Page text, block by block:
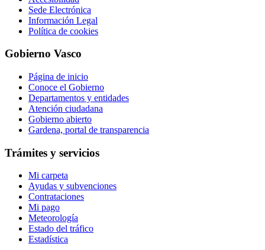
Sede Electrónica
Información Legal
Política de cookies
Gobierno Vasco
Página de inicio
Conoce el Gobierno
Departamentos y entidades
Atención ciudadana
Gobierno abierto
Gardena, portal de transparencia
Trámites y servicios
Mi carpeta
Ayudas y subvenciones
Contrataciones
Mi pago
Meteorología
Estado del tráfico
Estadística